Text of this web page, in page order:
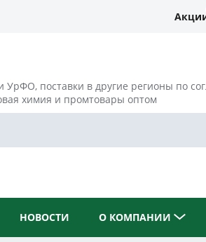
УрФО, поставки в другие регионы по
химия и промтовары оптом
НОВОСТИ О КОМПАНИИ